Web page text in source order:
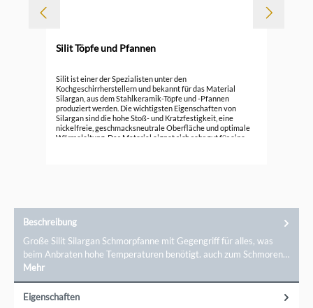
Silit Töpfe und Pfannen
Silit ist einer der Spezialisten unter den
Kochgeschirrherstellern und bekannt für das Material
Silargan, aus dem Stahlkeramik-Töpfe und -Pfannen
produziert werden. Die wichtigsten Eigenschaften von
Silargan sind die hohe Stoß- und Kratzfestigkeit, eine
nickelfreie, geschmacksneutrale Oberfläche und optimale
Wärmeleitung. Das Material eignet sich sehr gut für eine
Beschreibung
Große Silit Silargan Schmorpfanne mit Gegengriff für alles, was
beim Anbraten hohe Temperaturen benötigt. auch zum Schmoren…
Mehr
Eigenschaften